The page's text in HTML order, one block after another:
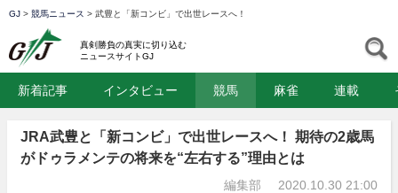
GJ > 競馬ニュース > 武豊と「新コンビ」で出世レースへ！
真剣勝負の真実に切り込む
ニュースサイトGJ
新着記事 インタビュー 競馬 麻雀 連載
JRA武豊と「新コンビ」で出世レースへ！ 期待の2歳馬
がドゥラメンテの将来を“左右する”理由とは
編集部 2020.10.30 21:00